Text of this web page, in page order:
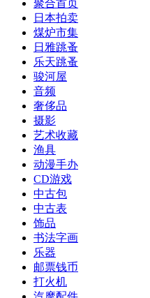
聚合首页
日本拍卖
煤炉市集
日雅跳蚤
乐天跳蚤
骏河屋
音频
奢侈品
摄影
艺术收藏
渔具
动漫手办
CD游戏
中古包
中古表
饰品
书法字画
乐器
邮票钱币
打火机